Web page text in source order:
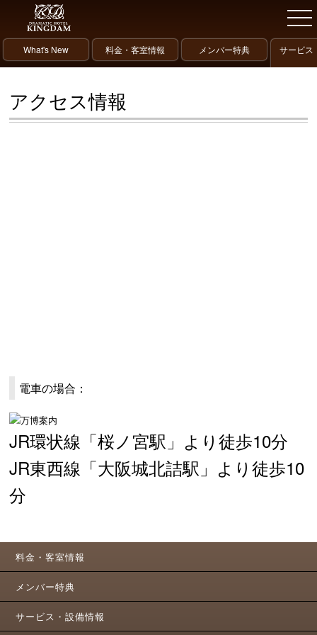
What's New 料金・客室情報 メンバー特典
サービス
報
アクセス情報
電車の場合：
JR環状線「桜ノ宮駅」より徒歩10分
JR東西線「大阪城北詰駅」より徒歩10
分
料金・客室情報
メンバー特典
サービス・設備情報